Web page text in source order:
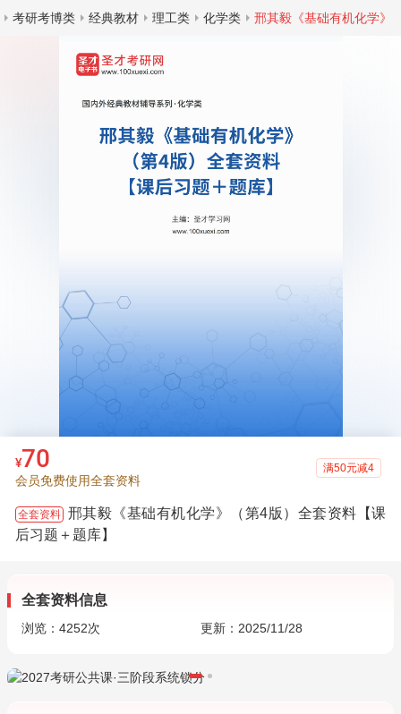
考研考博类 经典教材 理工类 化学类 邢其毅《基础有机化学》
¥70
会员免费使用全套资料
满50元减4
全套资料 邢其毅《基础有机化学》（第4版）全套资料【课
后习题＋题库】
全套资料信息
浏览： 4252次 更新：2025/11/28